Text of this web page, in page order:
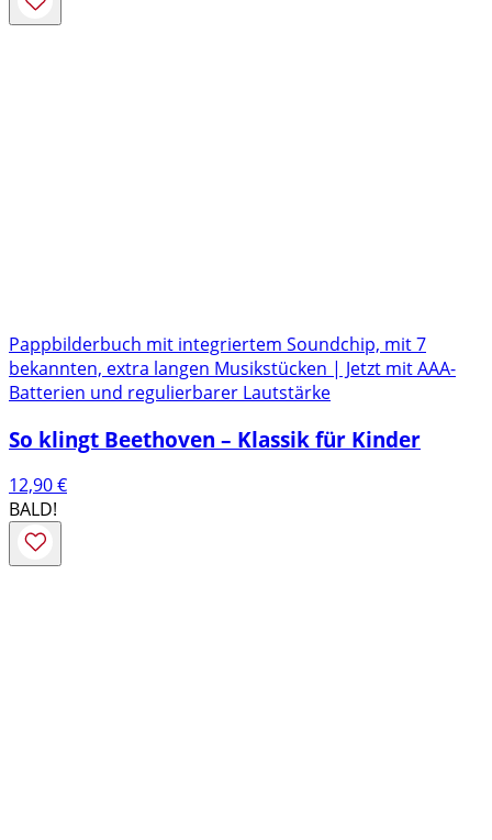
Pappbilderbuch mit integriertem Soundchip, mit 7
bekannten, extra langen Musikstücken | Jetzt mit AAA-
Batterien und regulierbarer Lautstärke
So klingt Beethoven – Klassik für Kinder
12,90€
BALD!